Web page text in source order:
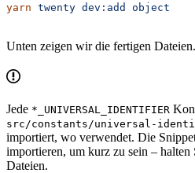
yarn twenty dev:add object
Unten zeigen wir die fertigen Dateien.
Jede *_UNIVERSAL_IDENTIFIER
src/constants/universal-
importiert, wo verwendet. Die
importieren, um kurz zu sein – halten
Dateien.